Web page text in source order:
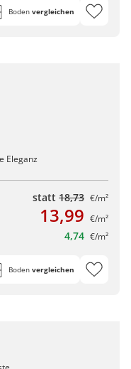
Boden vergleichen
Eleganz
statt 18,73 €/m²
13,99 €/m²
4,74 €/m²
Boden vergleichen